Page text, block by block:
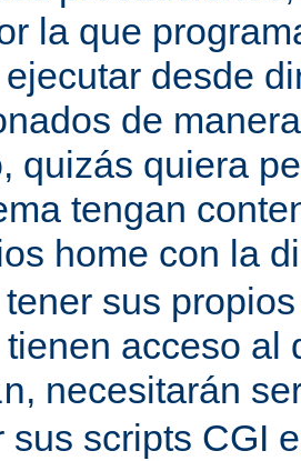
la que
desde
de
quizás quiera
tengan
home con la
sus
acceso al
, necesitarán
sus scripts CGI